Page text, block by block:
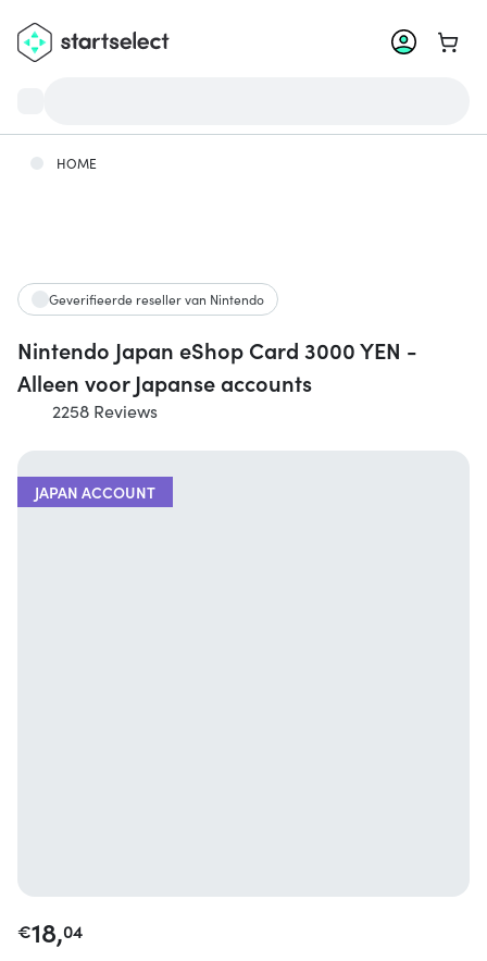
Ga
HOME
JAPAN ACCOUNT
Geverifieerde reseller van Nintendo
Nintendo Japan eShop Card 3000 YEN -
Alleen voor Japanse accounts
2258 Reviews
€18,04